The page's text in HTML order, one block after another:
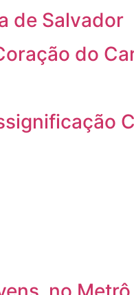
de Salvador
do